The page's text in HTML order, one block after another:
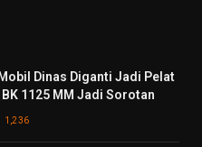
Dinas Diganti Jadi Pelat
1125 MM Jadi Sorotan
1,236